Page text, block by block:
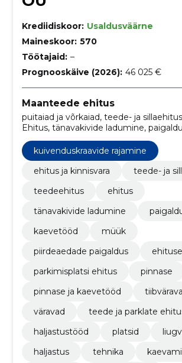
Krediidiskoor: Usaldusväärne
Maineskoor: 570
Töötajaid: –
Prognooskäive (2026): 46 025 €
Maanteede ehitus
puitaiad ja võrkaiad, teede- ja
Ehitus, tänavakivide ladumine,
müük, piirdeaedade paigaldus,
kuivenduskraavide rajamine
ehitus ja kinnisvara
teede- ja
teedeehitus
ehitus
tänavakivide ladumine
kaevetööd
müük
piirdeaedade paigaldus
parkimisplatsi ehitus
pinnase
pinnase ja kaevetööd
väravad
teede ja parklate
haljastustööd
platsid
haljastus
tehnika